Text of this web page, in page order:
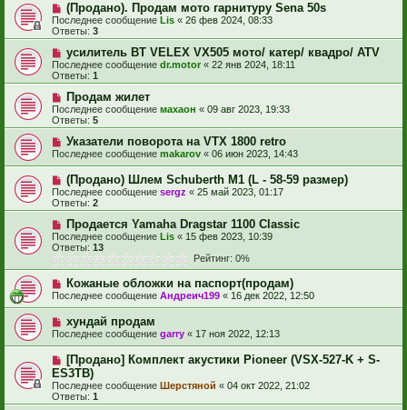
(Продано). Продам мото гарнитуру Sena 50s
Последнее сообщение Lis « 26 фев 2024, 08:33
Ответы: 3
усилитель BT VELEX VX505 мото/ катер/ квадро/ ATV
Последнее сообщение dr.motor « 22 янв 2024, 18:11
Ответы: 1
Продам жилет
Последнее сообщение махаон « 09 авг 2023, 19:33
Ответы: 5
Указатели поворота на VTX 1800 retro
Последнее сообщение makarov « 06 июн 2023, 14:43
(Продано) Шлем Schuberth M1 (L - 58-59 размер)
Последнее сообщение sergz « 25 май 2023, 01:17
Ответы: 2
Продается Yamaha Dragstar 1100 Classic
Последнее сообщение Lis « 15 фев 2023, 10:39
Ответы: 13
Рейтинг: 0%
Кожаные обложки на паспорт(продам)
Последнее сообщение Андреич199 « 16 дек 2022, 12:50
хундай продам
Последнее сообщение garry « 17 ноя 2022, 12:13
[Продано] Комплект акустики Pioneer (VSX-527-K + S-
ES3TB)
Последнее сообщение Шерстяной « 04 окт 2022, 21:02
Ответы: 1